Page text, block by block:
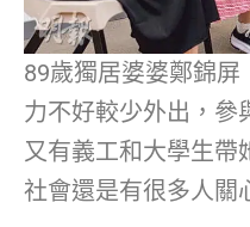
89歲獨居婆婆鄭錦
力不好較少外出，參
又有義工和大學生帶
社會還是有很多人關